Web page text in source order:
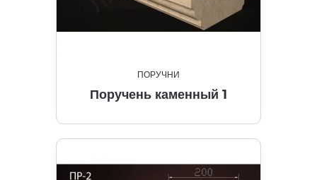
ПОРУЧНИ
Поручень каменный 1